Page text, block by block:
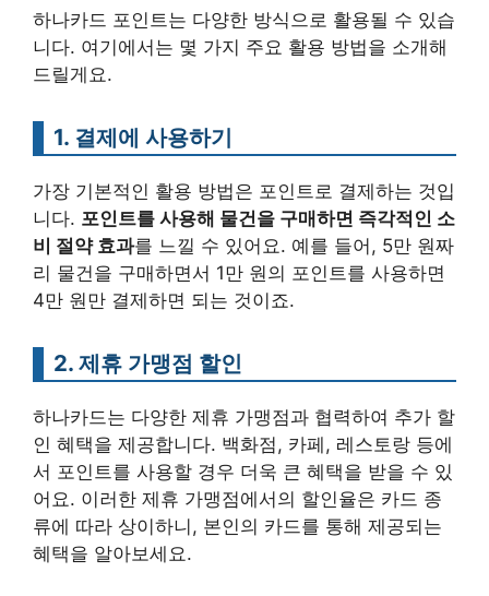
하나카드 포인트는 다양한 방식으로 활용될 수 있습
니다. 여기에서는 몇 가지 주요 활용 방법을 소개해
드릴게요.
1. 결제에 사용하기
가장 기본적인 활용 방법은 포인트로 결제하는 것입
니다. 포인트를 사용해 물건을 구매하면 즉각적인 소
비 절약 효과를 느낄 수 있어요. 예를 들어, 5만 원짜
리 물건을 구매하면서 1만 원의 포인트를 사용하면
4만 원만 결제하면 되는 것이죠.
2. 제휴 가맹점 할인
하나카드는 다양한 제휴 가맹점과 협력하여 추가 할
인 혜택을 제공합니다. 백화점, 카페, 레스토랑 등에
서 포인트를 사용할 경우 더욱 큰 혜택을 받을 수 있
어요. 이러한 제휴 가맹점에서의 할인율은 카드 종
류에 따라 상이하니, 본인의 카드를 통해 제공되는
혜택을 알아보세요.